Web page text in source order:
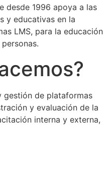
desde 1996 apoya a las
y educativas en la
LMS, para la educación
gestión de plataformas
y evaluación de la
interna y externa,